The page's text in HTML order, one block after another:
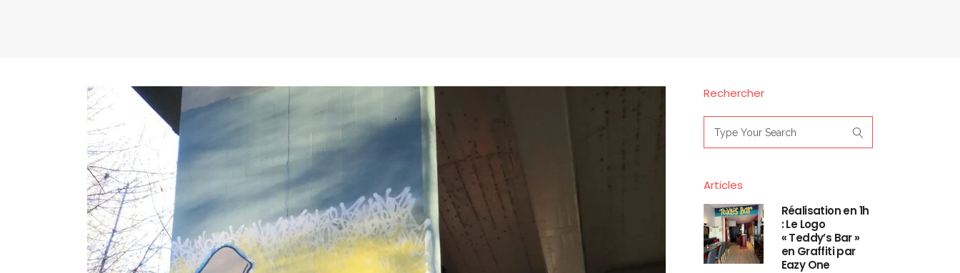
Rechercher
for:
Articles
Réalisation en 1h
: Le Logo
« Teddy’s Bar »
en Graffiti par
Eazy One